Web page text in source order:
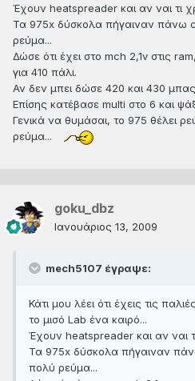
Έχουν heatspreader και αν ναι τι
Τα 975x δύσκολα πήγαιναν πάνω
ρεύμα...
Δώσε ότι έχει στο mch 2,1v στις
για 410 πάλι.
Αν δεν μπει δώσε 420 και 430 μπας
Επίσης κατέβασε multi στο 6 και
Γενικά να θυμάσαι, το 975 θέλει
ρεύμα...
goku_dbz
Ιανουάριος 13, 2009
mech5107 έγραψε:
Κάτι μου λέει ότι έχεις τις
το μισό Lab ένα καιρό...
Έχουν heatspreader και αν ναι
Τα 975x δύσκολα πήγαιναν
πολύ ρεύμα...